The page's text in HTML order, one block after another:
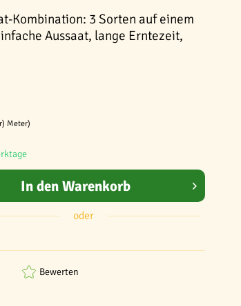
Kombination: 3 Sorten auf einem
Aussaat, lange Erntezeit,
Meter)
In den Warenkorb
oder
Bewerten